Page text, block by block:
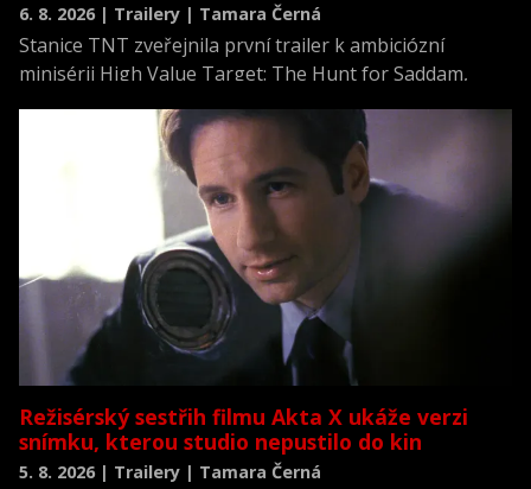
6. 8. 2026 | Trailery | Tamara Černá
Stanice TNT zveřejnila první trailer k ambiciózní
minisérii High Value Target: The Hunt for Saddam,
novodobých dějin.
Režisérský sestřih filmu Akta X ukáže verzi
snímku, kterou studio nepustilo do kin
5. 8. 2026 | Trailery | Tamara Černá